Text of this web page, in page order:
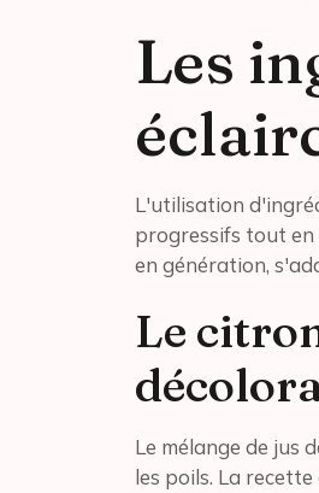
Les
L'utilisation
progressifs tout en
en génération,
Le
Le mélange de jus
les poils. La